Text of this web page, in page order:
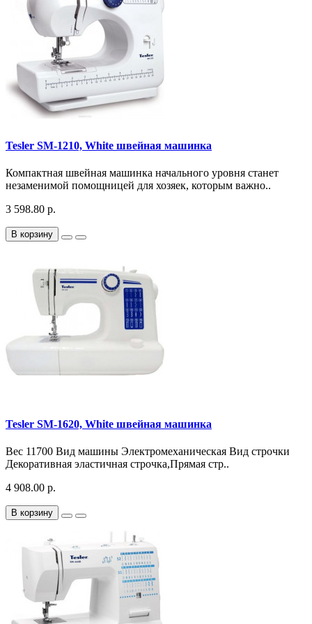
Tesler SM-1210, White швейная машинка
Компактная швейная машинка начального уровня станет
незаменимой помощницей для хозяек, которым важно..
3 598.80 р.
В корзину
Tesler SM-1620, White швейная машинка
Вес 11700 Вид машины Электромеханическая Вид строчки
Декоративная эластичная строчка,Прямая стр..
4 908.00 р.
В корзину